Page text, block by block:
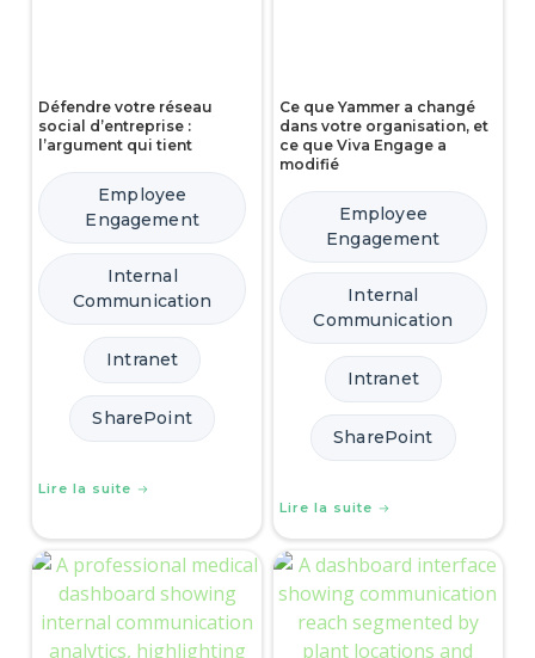
Défendre votre réseau
social d’entreprise :
l’argument qui tient
Employee
Engagement
Internal
Communication
Intranet
SharePoint
Lire la suite
Ce que Yammer a changé
dans votre organisation, et
ce que Viva Engage a
modifié
Employee
Engagement
Internal
Communication
Intranet
SharePoint
Lire la suite